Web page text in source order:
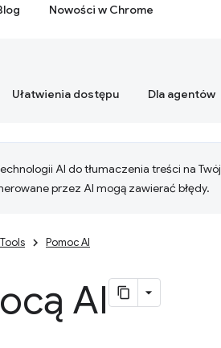
Nowości w Chrome
Ułatwienia dostępu Dla agentów
AI do tłumaczenia treści na Twój
przez AI mogą zawierać błędy.
Pomoc AI
AI